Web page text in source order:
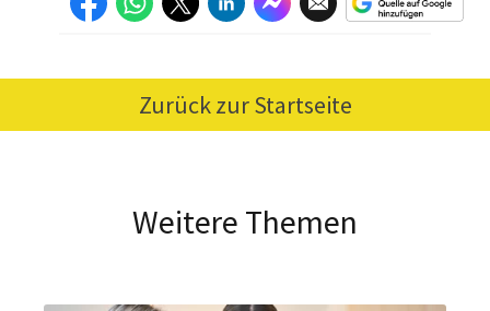
Zurück zur Startseite
Weitere Themen